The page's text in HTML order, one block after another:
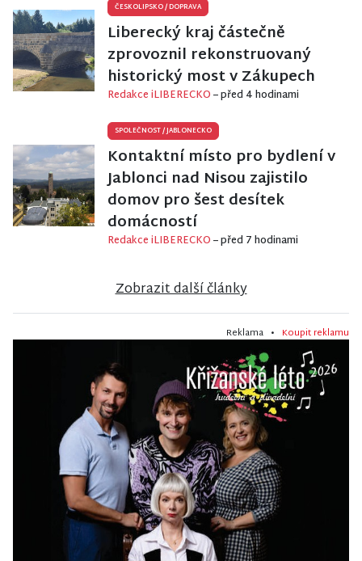
ČESKOLIPSKO/DOPRAVA
Liberecký kraj částečně
zprovoznil rekonstruovaný
historický most v Zákupech
Redakce iLIBERECKO– před 4 hodinami
SPOLEČNOST/JABLONECKO
Kontaktní místo pro bydlení v
Jablonci nad Nisou zajistilo
domov pro šest desítek
domácností
Redakce iLIBERECKO– před 7 hodinami
Zobrazit další články
Reklama • Koupit reklamu